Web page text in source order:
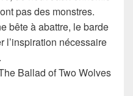
pas des monstres.
bête à abattre, le barde
l’inspiration nécessaire
Ballad of Two Wolves